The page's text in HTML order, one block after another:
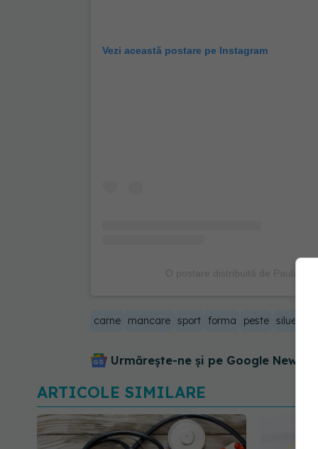
Vezi această postare pe Instagram
carne mancare sport forma peste silueta
Urmărește-ne și pe Google News -
ARTICOLE SIMILARE